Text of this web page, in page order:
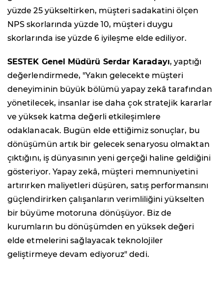
yüzde 25 yükseltirken, müşteri sadakatini ölçen
NPS skorlarında yüzde 10, müşteri duygu
skorlarında ise yüzde 6 iyileşme elde ediliyor.
SESTEK Genel Müdürü Serdar Karadayı, yaptığı
değerlendirmede, "Yakın gelecekte müşteri
deneyiminin büyük bölümü yapay zekâ tarafından
yönetilecek, insanlar ise daha çok stratejik kararlar
ve yüksek katma değerli etkileşimlere
odaklanacak. Bugün elde ettiğimiz sonuçlar, bu
dönüşümün artık bir gelecek senaryosu olmaktan
çıktığını, iş dünyasının yeni gerçeği haline geldiğini
gösteriyor. Yapay zekâ, müşteri memnuniyetini
artırırken maliyetleri düşüren, satış performansını
güçlendirirken çalışanların verimliliğini yükselten
bir büyüme motoruna dönüşüyor. Biz de
kurumların bu dönüşümden en yüksek değeri
elde etmelerini sağlayacak teknolojiler
geliştirmeye devam ediyoruz" dedi.